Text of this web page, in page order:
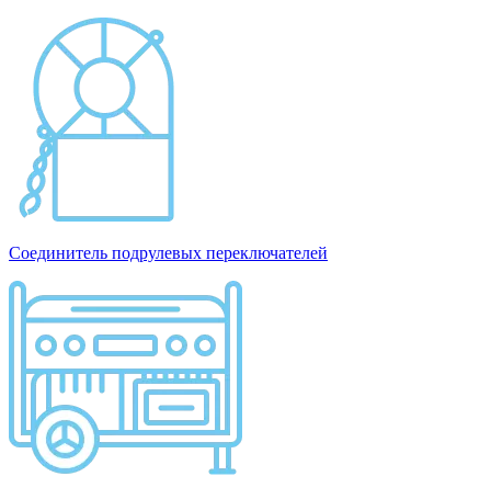
Соединитель подрулевых переключателей